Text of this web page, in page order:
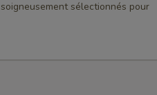
sélectionnés pour